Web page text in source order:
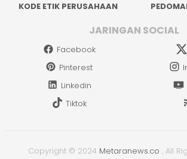
KODE ETIK PERUSAHAAN
JARINGAN SOCIAL
Facebook
Pinterest
Linkedin
Tiktok
Copyright © 2024 Metaranews.co . All